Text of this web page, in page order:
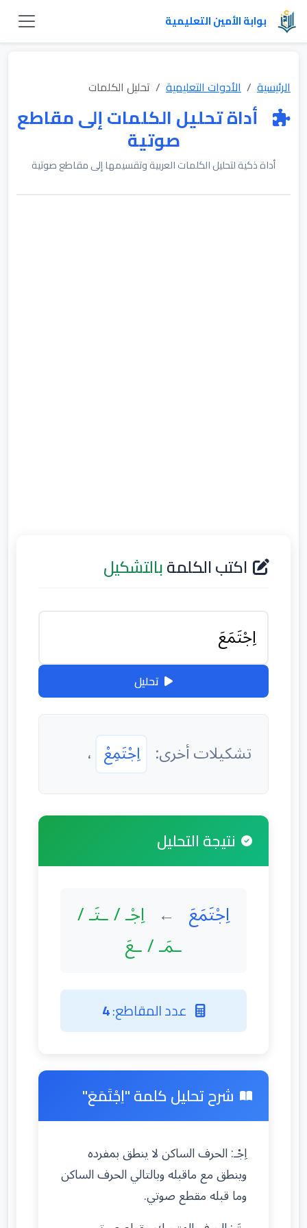
بوابة الأمين التعليمية
الرئيسية الأدوات التعليمية تحليل الكلمات
أداة تحليل الكلمات إلى مقاطع
صوتية
أداة ذكية لتحليل الكلمات العربية وتقسيمها إلى مقاطع صوتية
اكتب الكلمةبالتشكيل
تحليل
تشكيلات أخرى: اِجْتَمِعْ ،
نتيجة التحليل
اِجْتَمَعَ ← اِجْـ / ـتَـ /
ـمَـ / ـعَ
عدد المقاطع:4
شرح تحليل كلمة "اِجْتَمَعَ"
اِجْـ: الحرف الساكن لا ينطق بمفرده
وينطق مع ماقبله وبالتالي الحرف الساكن
وما قبله مقطع صوتي.